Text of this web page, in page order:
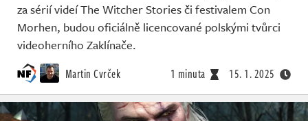
za sérií videí The Witcher Stories či festivalem Con
Morhen, budou oficiálně licencované polskými tvůrci
videoherního Zaklínače.
Martin Cvrček 1 minuta 15. 1. 2025